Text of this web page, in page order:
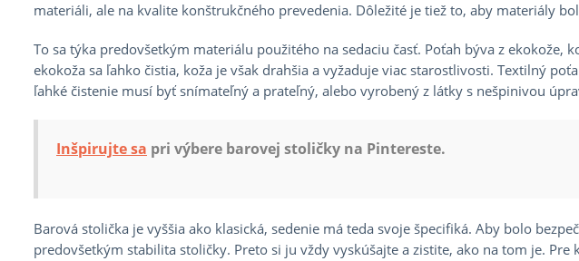
materiáli, ale na kvalite konštrukčného prevedenia. Dôležité je tiež to, aby materiály
To sa týka predovšetkým materiálu použitého na sedaciu časť. Poťah býva z ekokože,
ekokoža sa ľahko čistia, koža je však drahšia a vyžaduje viac starostlivosti. Textilný
ľahké čistenie musí byť snímateľný a prateľný, alebo vyrobený z látky s nešpinivou
Inšpirujte sa pri výbere barovej stoličky na Pintereste.
Barová stolička je vyššia ako klasická, sedenie má teda svoje špecifiká. Aby bolo
predovšetkým stabilita stoličky. Preto si ju vždy vyskúšajte a zistite, ako na tom je. Pre